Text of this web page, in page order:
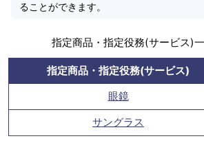
ることができます。
指定商品・指定役務(サービス)
指定商品・指定役務(サービス)
眼鏡
サングラス